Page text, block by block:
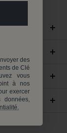
des
de Clé
vous
à nos
exercer
données,